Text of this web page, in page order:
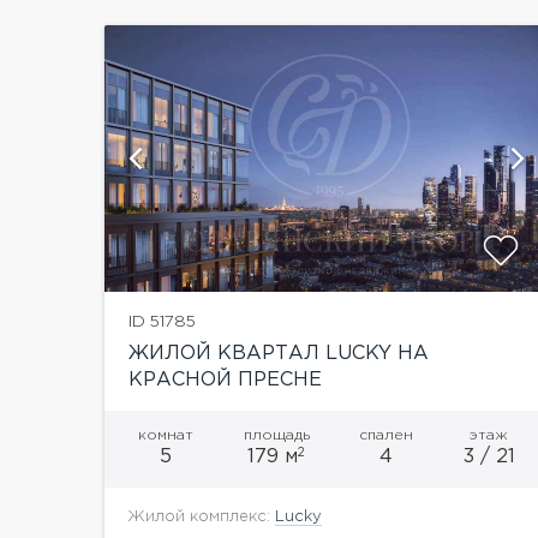
ID 51785
ЖИЛОЙ КВАРТАЛ LUCKY НА
КРАСНОЙ ПРЕСНЕ
комнат
5
площадь
179 м2
спален
4
этаж
3 / 21
Жилой комплекс: Lucky
показать ещё 10 фотографий